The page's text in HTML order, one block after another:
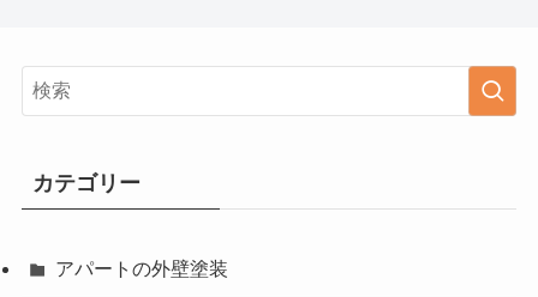
カテゴリー
アパートの外壁塗装